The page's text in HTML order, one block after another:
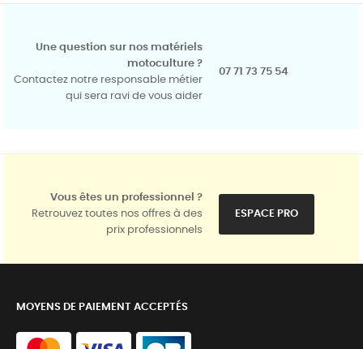
Une question sur nos matériels
motoculture ?
Contactez notre responsable métier
qui sera ravi de vous aider
07 71 73 75 54
Vous êtes un professionnel ?
Retrouvez toutes nos offres à des
prix professionnels
ESPACE PRO
MOYENS DE PAIEMENT ACCEPTÉS